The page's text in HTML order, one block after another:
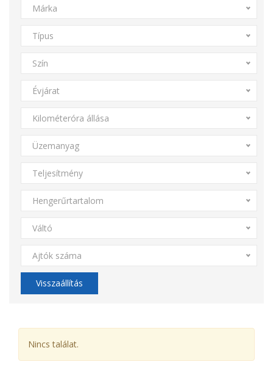
Márka
Típus
Szín
Évjárat
Kilométeróra állása
Üzemanyag
Teljesítmény
Hengerűrtartalom
Váltó
Ajtók száma
Visszaállítás
Nincs találat.